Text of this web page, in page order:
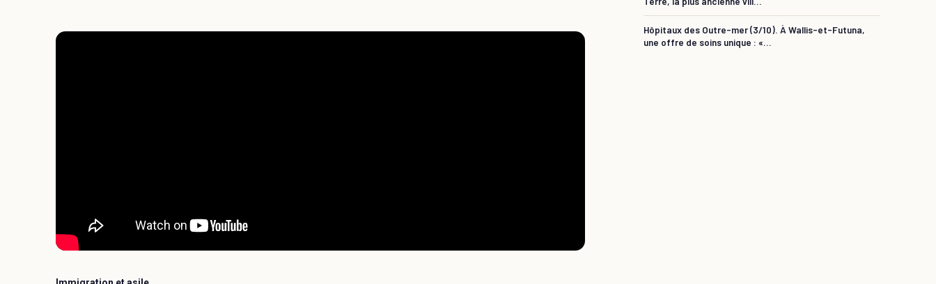
Hôpitaux des Outre-mer (3/10). À Wallis-et-Futuna,
une offre de soins unique : «...